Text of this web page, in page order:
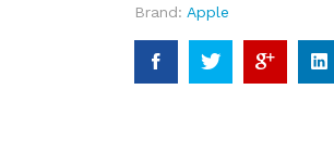
Brand: Apple